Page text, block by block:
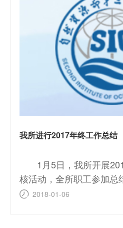
我所进行2017年终工作总结
1月5日，我所开展
核活动，全所职工参加
属各单位分别针对年初制
2018-01-06